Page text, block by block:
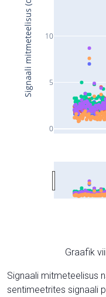
0
5
10
Signaali mitmeteelisus (cm)
Graafik
Signaali mitmeteelisus
sentimeetrites signaali